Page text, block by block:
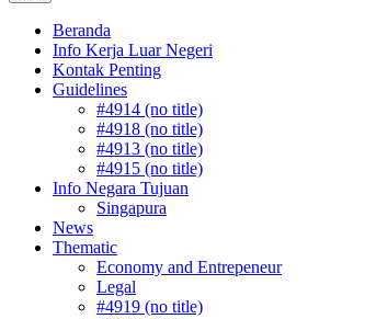
Beranda
Info Kerja Luar Negeri
Kontak Penting
Guidelines
#4914 (no title)
#4918 (no title)
#4913 (no title)
#4915 (no title)
Info Negara Tujuan
Singapura
News
Thematic
Economy and Entrepeneur
Legal
#4919 (no title)